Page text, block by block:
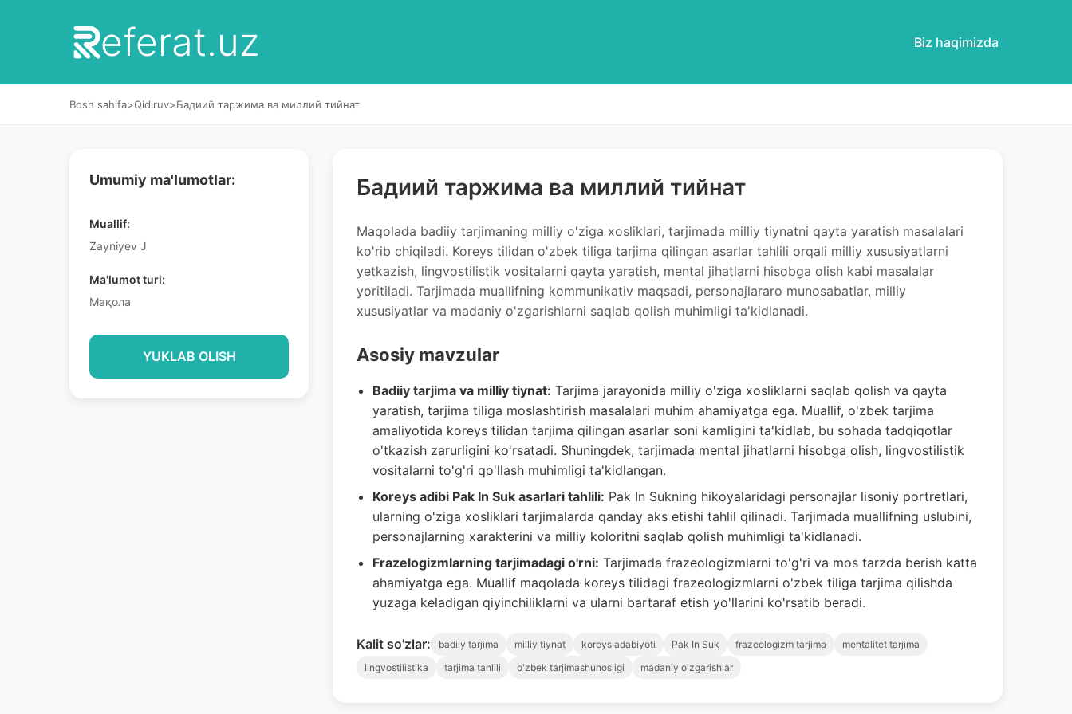
eferat.uz Biz haqimizda
Bosh sahifa>Qidiruv>Бадиий таржима ва миллий тийнат
Umumiy ma'lumotlar:
Muallif:
Zayniyev J
Ma'lumot turi:
Мақола
YUKLAB OLISH
Бадиий таржима ва миллий тийнат
Maqolada badiiy tarjimaning milliy o'ziga xosliklari, tarjimada milliy tiynatni qayta yaratish masalalari
ko'rib chiqiladi. Koreys tilidan o'zbek tiliga tarjima qilingan asarlar tahlili orqali milliy xususiyatlarni
yetkazish, lingvostilistik vositalarni qayta yaratish, mental jihatlarni hisobga olish kabi masalalar
yoritiladi. Tarjimada muallifning kommunikativ maqsadi, personajlararo munosabatlar, milliy
xususiyatlar va madaniy o'zgarishlarni saqlab qolish muhimligi ta'kidlanadi.
Asosiy mavzular
Badiiy tarjima va milliy tiynat: Tarjima jarayonida milliy o'ziga xosliklarni saqlab qolish va qayta
yaratish, tarjima tiliga moslashtirish masalalari muhim ahamiyatga ega. Muallif, o'zbek tarjima
amaliyotida koreys tilidan tarjima qilingan asarlar soni kamligini ta'kidlab, bu sohada tadqiqotlar
o'tkazish zarurligini ko'rsatadi. Shuningdek, tarjimada mental jihatlarni hisobga olish, lingvostilistik
vositalarni to'g'ri qo'llash muhimligi ta'kidlangan.
Koreys adibi Pak In Suk asarlari tahlili: Pak In Sukning hikoyalaridagi personajlar lisoniy portretlari,
ularning o'ziga xosliklari tarjimalarda qanday aks etishi tahlil qilinadi. Tarjimada muallifning uslubini,
personajlarning xarakterini va milliy koloritni saqlab qolish muhimligi ta'kidlanadi.
Frazelogizmlarning tarjimadagi o'rni: Tarjimada frazeologizmlarni to'g'ri va mos tarzda berish katta
ahamiyatga ega. Muallif maqolada koreys tilidagi frazeologizmlarni o'zbek tiliga tarjima qilishda
yuzaga keladigan qiyinchiliklarni va ularni bartaraf etish yo'llarini ko'rsatib beradi.
Kalit so'zlar: badiiy tarjima milliy tiynat koreys adabiyoti Pak In Suk frazeologizm tarjima
mentalitet tarjima
lingvostilistika
tarjima tahlili o'zbek tarjimashunosligi madaniy o'zgarishlar